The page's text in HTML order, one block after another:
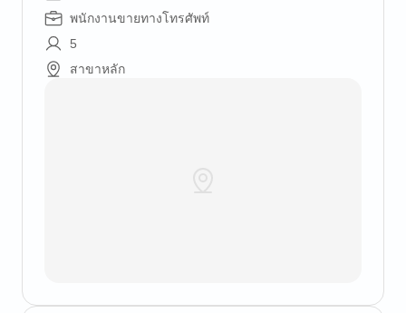
พนักงานขายทางโทรศัพท์
5
สาขาหลัก